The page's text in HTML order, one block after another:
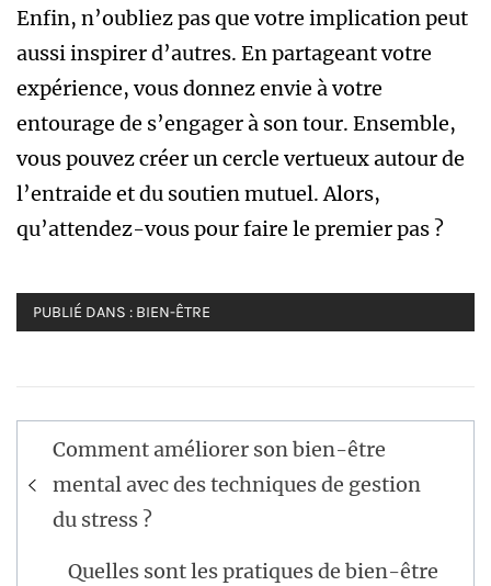
Enfin, n’oubliez pas que votre implication peut
aussi inspirer d’autres. En partageant votre
expérience, vous donnez envie à votre
entourage de s’engager à son tour. Ensemble,
vous pouvez créer un cercle vertueux autour de
l’entraide et du soutien mutuel. Alors,
qu’attendez-vous pour faire le premier pas ?
PUBLIÉ DANS : BIEN-ÊTRE
Navigation
de
l’article
Comment améliorer son bien-être
mental avec des techniques de gestion
du stress ?
Quelles sont les pratiques de bien-être